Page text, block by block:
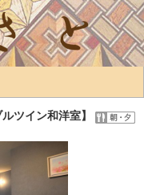
ツイン和洋室】